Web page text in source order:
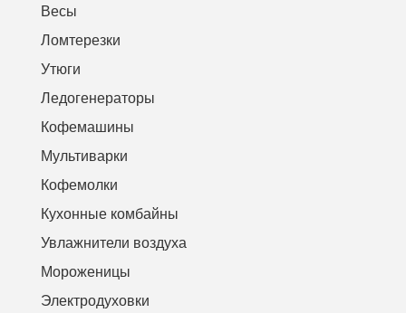
Весы
Ломтерезки
Утюги
Ледогенераторы
Кофемашины
Мультиварки
Кофемолки
Кухонные комбайны
Увлажнители воздуха
Мороженицы
Электродуховки